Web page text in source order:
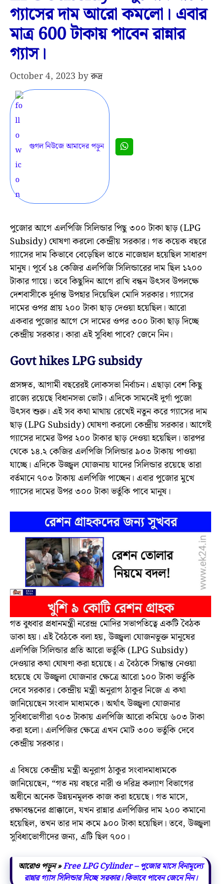
গ্যাসের দাম আরো কমলো। এবার
মাত্র 600 টাকায় পাবেন রান্নার
গ্যাস।
October 4, 2023 byরুদ্র
গুগল নিউজে আমাদের পড়ুন
পুজোর আগে এলপিজি সিলিন্ডার পিছু ৩০০ টাকা ছাড় (LPG
Subsidy) ঘোষণা করলো কেন্দ্রীয় সরকার। গত কয়েক বছরে
গ্যাসের দাম কিভাবে বেড়েছিল তাতে নাজেহাল হয়েছিল সাধারণ
মানুষ। পূর্বে ১৪ কেজির এলপিজি সিলিন্ডারের দাম ছিল ১২০০
টাকার গায়ে। তবে কিছুদিন আগে রাখি বন্ধন উৎসব উপলক্ষে
দেশবাসীকে দুর্দান্ত উপহার দিয়েছিল মোদি সরকার। গ্যাসের
দামের ওপর প্রায় ২০০ টাকা ছাড় দেওয়া হয়েছিল। আরো
একবার পুজোর আগে সে দামের ওপর ৩০০ টাকা ছাড় দিচ্ছে
কেন্দ্রীয় সরকার। কারা এই সুবিধা পাবে? জেনে নিন।
Govt hikes LPG subsidy
প্রসঙ্গত, আগামী বছরেরই লোকসভা নির্বাচন। এছাড়া বেশ কিছু
রাজ্যে রয়েছে বিধানসভা ভোট। এদিকে সামনেই দুর্গা পুজো
উৎসব শুরু। এই সব কথা মাথায় রেখেই নতুন করে গ্যাসের দাম
ছাড় (LPG Subsidy) ঘোষণা করলো কেন্দ্রীয় সরকার। আগেই
গ্যাসের দামের উপর ২০০ টাকার ছাড় দেওয়া হয়েছিল। তারপর
থেকে ১৪.২ কেজির এলপিজি সিলিন্ডার ৯০৩ টাকায় পাওয়া
যাচ্ছে। এদিকে উজ্জ্বল যোজনায় যাদের সিলিন্ডার রয়েছে তারা
বর্তমানে ৭০৩ টাকায় এলপিজি পাচ্ছেন। এবার পুজোর মুখে
গ্যাসের দামের উপর ৩০০ টাকা ভর্তুকি পাবে মানুষ।
গত বুধবার প্রধানমন্ত্রী নরেন্দ্র মোদির সভাপতিত্বে একটি বৈঠক
ডাকা হয়। এই বৈঠকে বলা হয়, উজ্জ্বলা যোজনভুক্ত মানুষের
এলপিজি সিলিন্ডার প্রতি আরো ভর্তুকি (LPG Subsidy)
দেওয়ার কথা ঘোষণা করা হয়েছে। এ বৈঠকে সিন্ধান্ত নেওয়া
হয়েছে যে উজ্জ্বলা যোজনার ক্ষেত্রে আরো ১০০ টাকা ভর্তুকি
দেবে সরকার। কেন্দ্রীয় মন্ত্রী অনুরাগ ঠাকুর নিজে এ কথা
জানিয়েছেন সংবাদ মাধ্যমকে। অর্থাৎ উজ্জ্বলা যোজনার
সুবিধাভোগীরা ৭০৩ টাকায় এলপিজি আরো কমিয়ে ৬০৩ টাকা
করা হলো। এলপিজির ক্ষেত্রে এখন মোট ৩০০ ভর্তুকি দেবে
কেন্দ্রীয় সরকার।
এ বিষয়ে কেন্দ্রীয় মন্ত্রী অনুরাগ ঠাকুর সংবাদমাধ্যমকে
জানিয়েছেন, “গত নয় বছরে নারী ও দরিদ্র কল্যাণ বিভাগের
অধীনে অনেক উন্নয়নমূলক কাজ করা হয়েছে। গত মাসে,
রক্ষাবন্ধনের প্রাক্কালে, যখন রান্নার এলপিজির দাম ২০০ কমানো
হয়েছিল, তখন তার দাম কমে ৯০০ টাকা হয়েছিল। তবে, উজ্জ্বলা
সুবিধাভোগীদের জন্য, এটি ছিল ৭০০।
আরোও পড়ুন »Free LPG Cylinder – পুজোর মাসে বিনামূল্যে
রান্নার গ্যাস সিলিন্ডার দিচ্ছে সরকার। কিভাবে পাবেন জেনে নিন।